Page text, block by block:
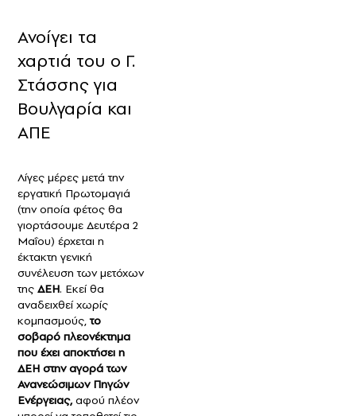
Ανοίγει τα
χαρτιά του ο Γ.
Στάσσης για
Βουλγαρία και
ΑΠΕ
Λίγες μέρες μετά την
εργατική Πρωτομαγιά
(την οποία φέτος θα
γιορτάσουμε Δευτέρα 2
Μαΐου) έρχεται η
έκτακτη γενική
συνέλευση των μετόχων
της ΔΕΗ. Εκεί θα
αναδειχθεί χωρίς
κομπασμούς,το
σοβαρό πλεονέκτημα
που έχει αποκτήσει η
ΔΕΗ στην αγορά των
Ανανεώσιμων Πηγών
Ενέργειας,αφού πλέον